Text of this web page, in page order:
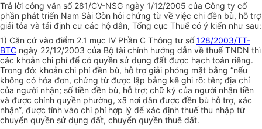
Trả lời công văn số 281/CV-NSG ngày 1/12/2005 của Công ty cổ
phần phát triển Nam Sài Gòn hỏi chứng từ về việc chi đền bù, hỗ trợ
giải tỏa và tái định cư các hộ dân, Tổng cục Thuế có ý kiến như sau:
1) Căn cứ vào điểm 2.1 mục IV Phần C Thông tư số128/2003/TT-
BTC ngày 22/12/2003 của Bộ tài chính hướng dẫn về thuế TNDN thì
các khoản chi phí để có quyền sử dụng đất được hạch toán riêng.
Trong đó: khoản chi phí đền bù, hỗ trợ giải phóng mặt bằng “nếu
không có hóa đơn, chứng từ được lập bảng kê ghi rõ: tên; địa chỉ
của người nhận; số tiền đền bù, hỗ trợ; chữ ký của người nhận tiền
và được chính quyền phường, xã nơi dân được đền bù hỗ trợ, xác
nhận”, được tính vào chi phí hợp lý để xác định thuế thu nhập từ
chuyển quyền sử dụng đất, chuyển quyền thuê đất.